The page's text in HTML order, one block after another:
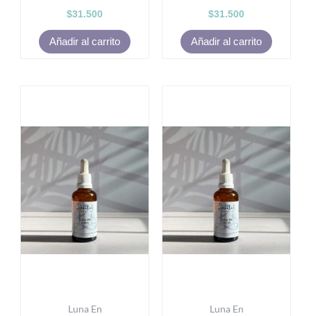
$31.500
Añadir al carrito
$31.500
Añadir al carrito
Luna En Luna En